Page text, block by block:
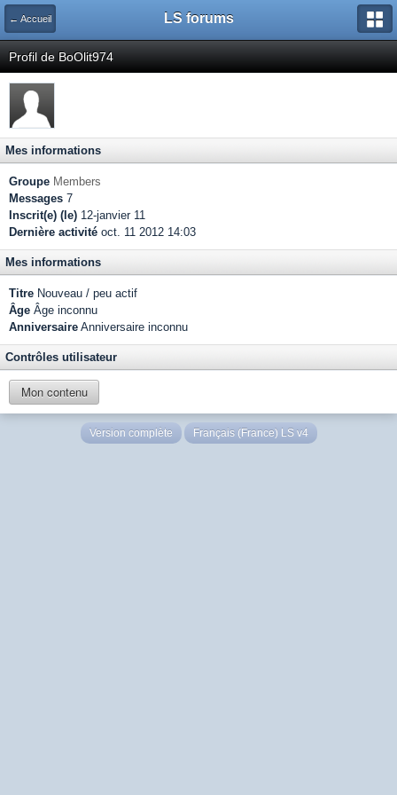
← Accueil LS forums
Profil de BoOlit974
Mes informations
Groupe Members
Messages 7
Inscrit(e) (le) 12-janvier 11
Dernière activité oct. 11 2012 14:03
Mes informations
Titre Nouveau / peu actif
Âge Âge inconnu
Anniversaire Anniversaire inconnu
Contrôles utilisateur
Mon contenu
Version complète Français (France) LS v4